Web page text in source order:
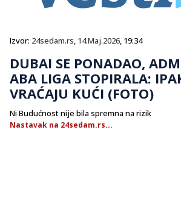
Izvor: 24sedam.rs, 14.Maj.2026, 19:34
DUBAI SE PONADAO,
ABA LIGA STOPIRALA:
VRAĆAJU KUĆI (FOTO)
Ni Budućnost nije bila spremna na rizik
Nastavak na 24sedam.rs...